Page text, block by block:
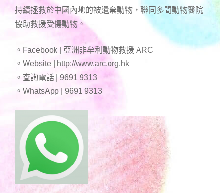
持續拯救於中國內地的被遺棄動物，聯同多間動物醫院
協助救援受傷動物。
。Facebook | 亞洲非牟利動物救援 ARC
。Website | http://www.arc.org.hk
。查詢電話 | 9691 9313
。WhatsApp | 9691 9313